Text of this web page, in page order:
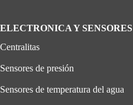
ELECTRONICA Y SENSORES
Centralitas
Sensores de presión
Sensores de temperatura del agua